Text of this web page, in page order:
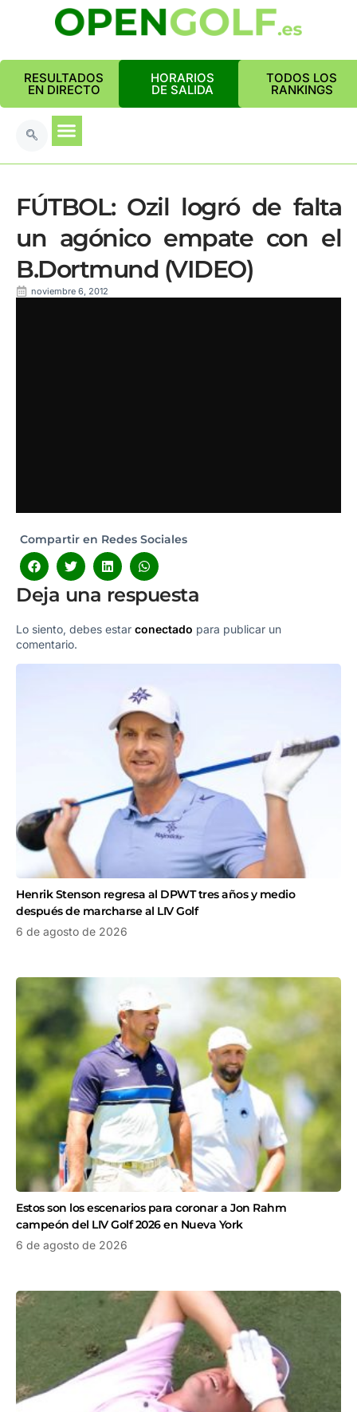
RESULTADOS
EN DIRECTO
HORARIOS
DE SALIDA
TODOS LOS
RANKINGS
FÚTBOL: Ozil logró de falta
un agónico empate con el
B.Dortmund (VIDEO)
noviembre 6, 2012
Compartir en Redes Sociales
Deja una respuesta
Lo siento, debes estar conectado para publicar un
comentario.
Henrik Stenson regresa al DPWT tres años y medio
después de marcharse al LIV Golf
6 de agosto de 2026
Estos son los escenarios para coronar a Jon Rahm
campeón del LIV Golf 2026 en Nueva York
6 de agosto de 2026